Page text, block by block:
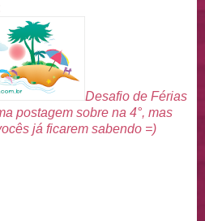
Desafio de Férias
postagem sobre na 4°, mas
já ficarem sabendo =)